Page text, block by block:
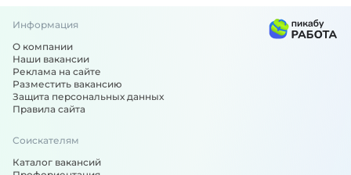
Информация
О компании
Наши вакансии
Реклама на сайте
Разместить вакансию
Защита персональных данных
Правила сайта
Соискателям
Каталог вакансий